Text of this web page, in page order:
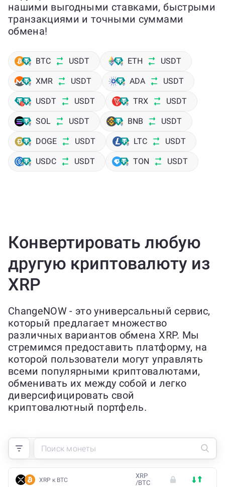
нашими выгодными ставками, быстрыми
транзакциями и точными суммами
обмена!
BTC USDT ETH USDT
XMR USDT ADA USDT
USDT USDT TRX USDT
SOL USDT BNB USDT
DOGE USDT LTC USDT
USDC USDT TON USDT
Конвертировать любую
другую криптовалюту из
XRP
ChangeNOW - это универсальный сервис,
который предлагает множество
различных вариантов обмена XRP. Мы
стремимся предоставить платформу, на
которой пользователи могут управлять
всеми популярными криптовалютами,
обменивать их между собой и легко
диверсифицировать свой
криптовалютный портфель.
XRP к BTC
XRP
/BTC